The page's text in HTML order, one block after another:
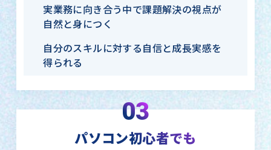
実業務に向き合う中で課題解決の視点が
自然と身につく
自分のスキルに対する自信と成長実感を
得られる
03
パソコン初心者でも